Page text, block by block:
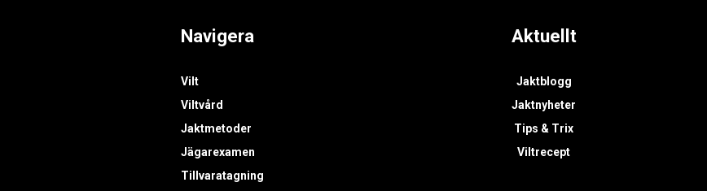
Navigera
Vilt
Viltvård
Jaktmetoder
Jägarexamen
Tillvaratagning
Aktuellt
Jaktblogg
Jaktnyheter
Tips & Trix
Viltrecept